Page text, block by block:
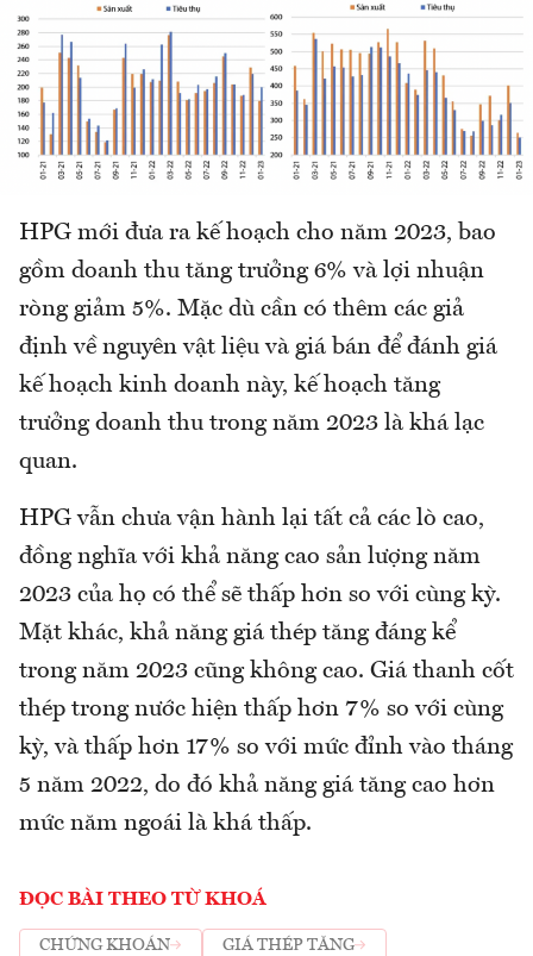
HPG mới đưa ra kế hoạch cho năm 2023, bao
gồm doanh thu tăng trưởng 6% và lợi nhuận
ròng giảm 5%. Mặc dù cần có thêm các giả
định về nguyên vật liệu và giá bán để đánh giá
kế hoạch kinh doanh này, kế hoạch tăng
trưởng doanh thu trong năm 2023 là khá lạc
quan.
HPG vẫn chưa vận hành lại tất cả các lò cao,
đồng nghĩa với khả năng cao sản lượng năm
2023 của họ có thể sẽ thấp hơn so với cùng kỳ.
Mặt khác, khả năng giá thép tăng đáng kể
trong năm 2023 cũng không cao. Giá thanh cốt
thép trong nước hiện thấp hơn 7% so với cùng
kỳ, và thấp hơn 17% so với mức đỉnh vào tháng
5 năm 2022, do đó khả năng giá tăng cao hơn
mức năm ngoái là khá thấp.
ĐỌC BÀI THEO TỪ KHOÁ
CHỨNG KHOÁN
GIÁ THÉP TĂNG